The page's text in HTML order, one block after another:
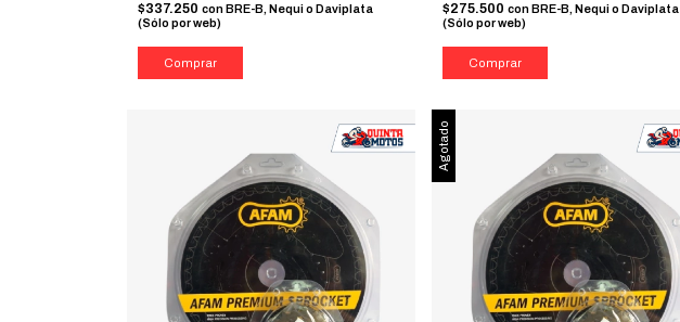
$337.250 con BRE-B, Nequi o Daviplata
(Sólo por web)
$275.500con BRE-B, Nequi o Daviplata
(Sólo por web)
Agotado